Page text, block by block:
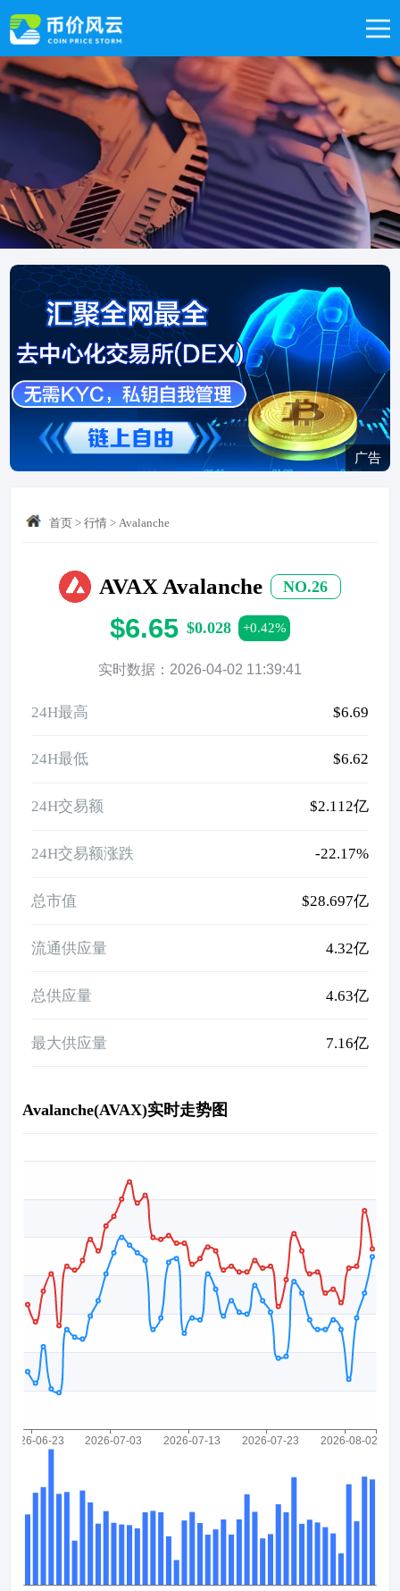
广告
首页 >行情 > Avalanche
AVAX Avalanche NO.26
$6.65 $0.028 +0.42%
实时数据：2026-04-02 11:39:41
24H最高 $6.69
24H最低 $6.62
24H交易额 $2.112亿
24H交易额涨跌 -22.17%
总市值 $28.697亿
流通供应量 4.32亿
总供应量 4.63亿
最大供应量 7.16亿
Avalanche(AVAX)实时走势图